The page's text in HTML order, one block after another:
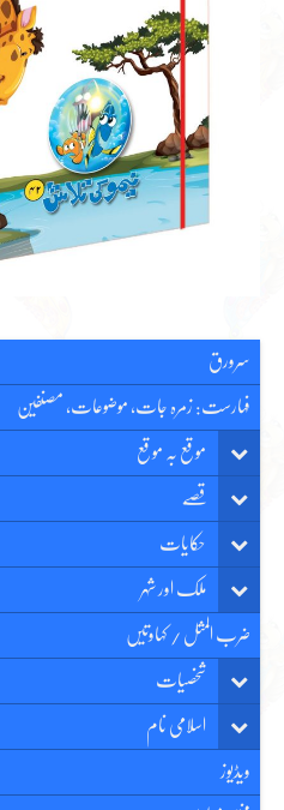
سرورق
فہارست: زمرہ جات، موضوعات، مصنفین
موقع بہ موقع
قصّے
حکایات
ملک اور شہر
ضرب المثل / کہاوتیں
شخصیات
اسلامی نام
ویڈیوز